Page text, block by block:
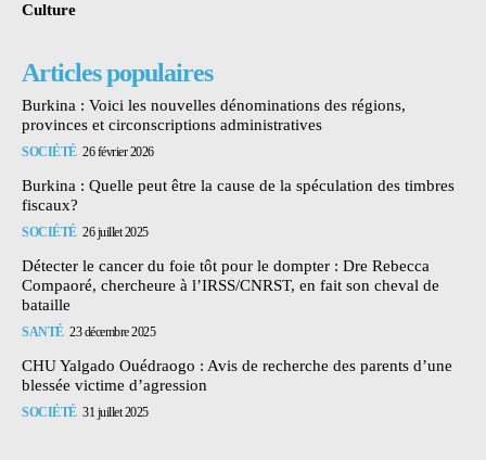
Culture
Articles populaires
Burkina : Voici les nouvelles dénominations des régions,
provinces et circonscriptions administratives
SOCIÉTÉ 26 février 2026
Burkina : Quelle peut être la cause de la spéculation des timbres
fiscaux?
SOCIÉTÉ 26 juillet 2025
Détecter le cancer du foie tôt pour le dompter : Dre Rebecca
Compaoré, chercheure à l’IRSS/CNRST, en fait son cheval de
bataille
SANTÉ 23 décembre 2025
CHU Yalgado Ouédraogo : Avis de recherche des parents d’une
blessée victime d’agression
SOCIÉTÉ 31 juillet 2025